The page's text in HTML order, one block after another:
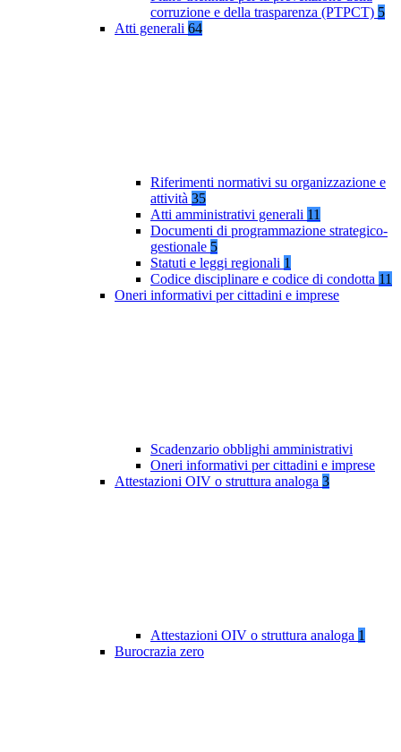
corruzione e della trasparenza (PTPCT) 5
Atti generali 64
Riferimenti normativi su organizzazione e
attività 35
Atti amministrativi generali 11
Documenti di programmazione strategico-
gestionale 5
Statuti e leggi regionali 1
Codice disciplinare e codice di condotta 11
Oneri informativi per cittadini e imprese
Scadenzario obblighi amministrativi
Oneri informativi per cittadini e imprese
Attestazioni OIV o struttura analoga 3
Attestazioni OIV o struttura analoga 1
Burocrazia zero